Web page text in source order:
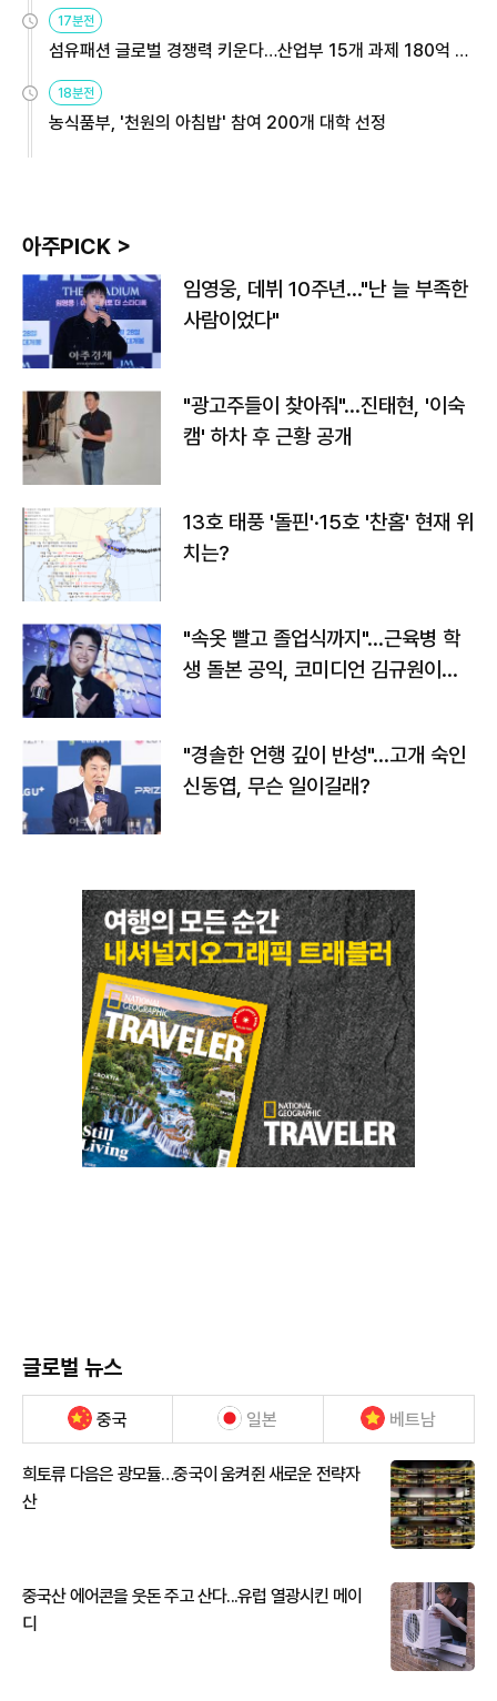
17분전
섬유패션 글로벌 경쟁력 키운다…산업부 15개 과제 180억 지
원
18분전
농식품부, '천원의 아침밥' 참여 200개 대학 선정
아주PICK >
임영웅, 데뷔 10주년…"난 늘 부족한
사람이었다"
"광고주들이 찾아줘"…진태현, '이숙
캠' 하차 후 근황 공개
13호 태풍 '돌핀'·15호 '찬홈' 현재 위
치는?
"속옷 빨고 졸업식까지"…근육병 학
생 돌본 공익, 코미디언 김규원이었
"경솔한 언행 깊이 반성"…고개 숙인
신동엽, 무슨 일이길래?
글로벌 뉴스
중국 일본 베트남
희토류 다음은 광모듈…중국이 움켜쥔 새로운 전략자
산
중국산 에어콘을 웃돈 주고 산다...유럽 열광시킨 메이
디